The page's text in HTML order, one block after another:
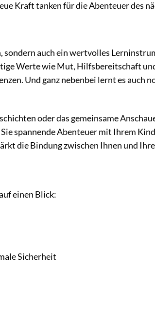
Kraft tanken für die Abenteuer des
auch ein wertvolles
Werte wie Mut, Hilfsbereitschaft und
Und ganz nebenbei lernt es auch
oder das gemeinsame
spannende Abenteuer mit Ihrem
die Bindung zwischen Ihnen und
einen Blick:
Sicherheit